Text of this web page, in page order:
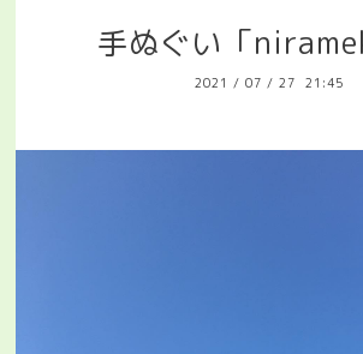
手ぬぐい「
2021 / 07 / 27 21:45